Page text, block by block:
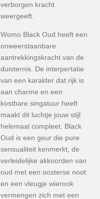
verborgen kracht
weergeeft.
Womo Black Oud heeft een
onweerstaanbare
aantrekkingskracht van de
duisternis. De interpertatie
van een karakter dat rijk is
aan charme en een
kostbare singatuur heeft
maakt dit luchtje jouw stijl
helemaal compleet. Black
Oud is een geur die pure
sensualiteit kenmerkt, de
verleidelijke akkoorden van
oud met een oosterse noot
en een vleugje wierook
vermengen zich met een